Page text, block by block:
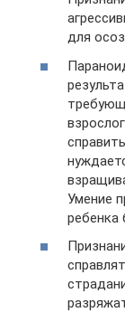
для
Умение
ребенка